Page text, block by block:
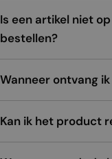
Is een artikel niet
bestellen?
Wanneer ontvang
Kan ik het product